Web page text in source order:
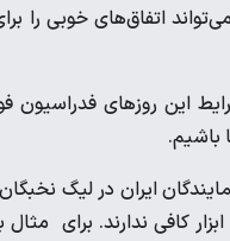
اتفاق‌های خوبی را
این روزهای
باشیم.
ایران در لیگ
کافی ندارند. برای